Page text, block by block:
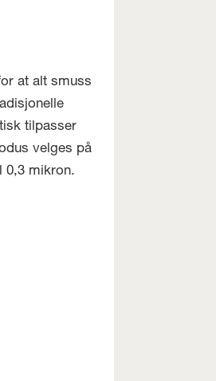
at alt smuss
tilpasser
velges på
0,3 mikron.